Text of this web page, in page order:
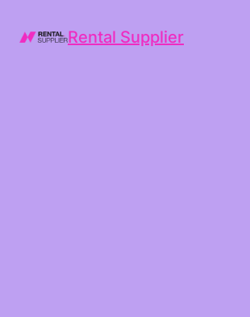
Rental Supplier